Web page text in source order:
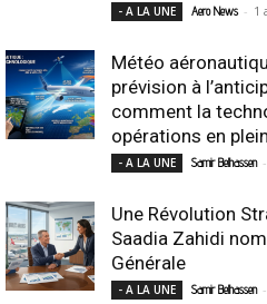
- A LA UNE Aero News - 1
Météo
prévision à
comment la
opérations en
- A LA UNE Samir Belhassen -
Une Révolution
Saadia Zahidi
Générale
- A LA UNE Samir Belhassen -